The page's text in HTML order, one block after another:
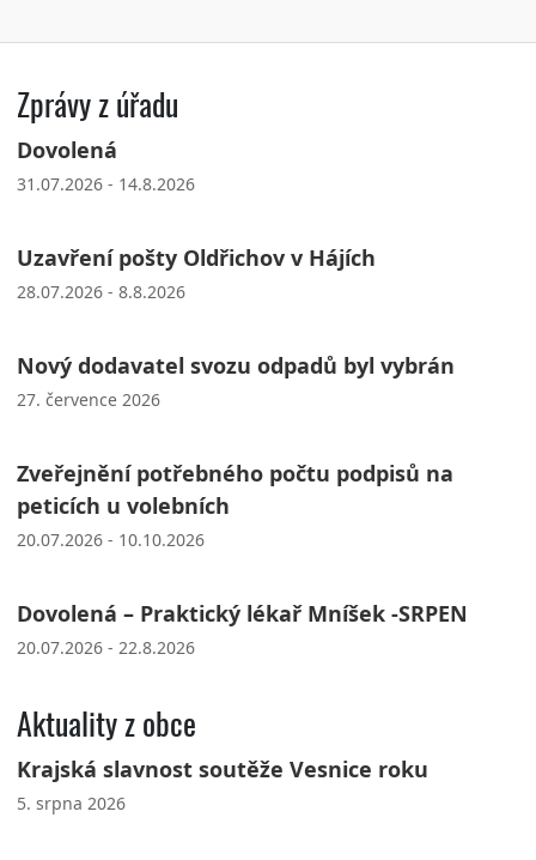
Zprávy z úřadu
Dovolená
31.07.2026 - 14.8.2026
Uzavření pošty Oldřichov v Hájích
28.07.2026 - 8.8.2026
Nový dodavatel svozu odpadů byl vybrán
27. července 2026
Zveřejnění potřebného počtu podpisů na
peticích u volebních
20.07.2026 - 10.10.2026
Dovolená – Praktický lékař Mníšek -SRPEN
20.07.2026 - 22.8.2026
Aktuality z obce
Krajská slavnost soutěže Vesnice roku
5. srpna 2026